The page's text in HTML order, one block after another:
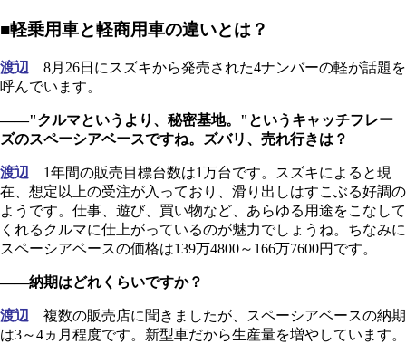
■軽乗用車と軽商用車の違いとは？
渡辺 8月26日にスズキから発売された4ナンバーの軽が話題を
呼んでいます。
――"クルマというより、秘密基地。"というキャッチフレー
ズのスペーシアベースですね。ズバリ、売れ行きは？
渡辺 1年間の販売目標台数は1万台です。スズキによると現
在、想定以上の受注が入っており、滑り出しはすこぶる好調の
ようです。仕事、遊び、買い物など、あらゆる用途をこなして
くれるクルマに仕上がっているのが魅力でしょうね。ちなみに
スペーシアベースの価格は139万4800～166万7600円です。
――納期はどれくらいですか？
渡辺 複数の販売店に聞きましたが、スペーシアベースの納期
は3～4ヵ月程度です。新型車だから生産量を増やしています。